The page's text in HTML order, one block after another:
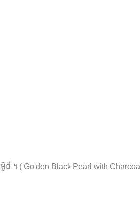
។ ( Golden Black Pearl with Charcoal